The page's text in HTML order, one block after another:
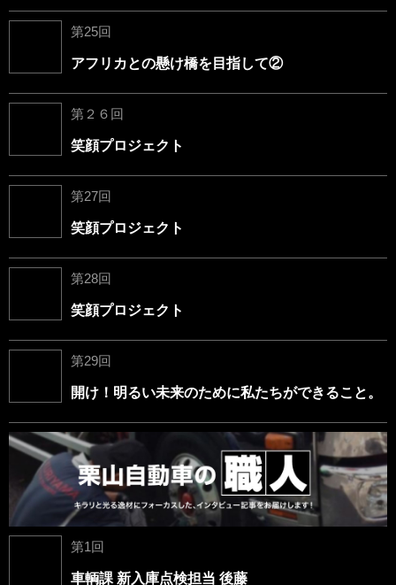
第25回
アフリカとの懸け橋を目指して②
第２６回
笑顔プロジェクト
第27回
笑顔プロジェクト
第28回
笑顔プロジェクト
第29回
開け！明るい未来のために私たちができること。
第1回
車輌課 新入庫点検担当 後藤